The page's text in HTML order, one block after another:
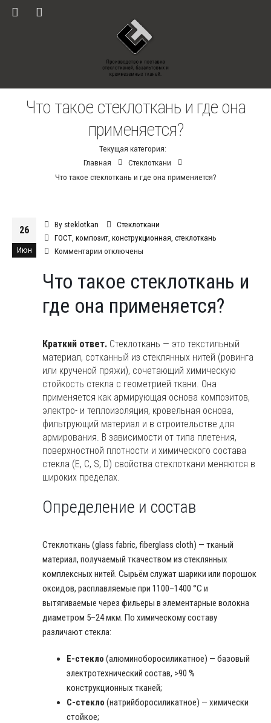
Что такое стеклоткань и где она
применяется?
Текущая категория:
Главная
Стеклоткани
Что такое стеклоткань и где она применяется?
26
Июн
By steklotkan
Стеклоткани
ГОСТ, композит, конструкционная стеклоткань
Комментариик
Что
такое
стеклоткань
она
применяется?
отключены
Что такое стеклоткань и
где она применяется?
Краткий ответ. Стеклоткань — это текстильный
материал, сотканный из стеклянных нитей (ровинга
или крученой пряжи), сочетающий химическую
стойкость стекла с геометрией ткани. Она
применяется как армирующая основа композитов,
электро- и теплоизоляция, кровельная основа,
фильтрующий материал и в строительстве для
армирования. В зависимости от типа плетения,
поверхностной плотности и химического состава
стекла (E, C, S, D) свойства стеклоткани меняются в
широких пределах.
Определение и состав
Стеклоткань (glass fabric, fiberglass cloth) — тканый
материал, получаемый ткачеством из стеклянных
комплексных нитей. Сырьём служат шарики или порошок
оксидов, расплавляемые при 1100–1400 °C и
вытягиваемые через фильеры в элементарные волокна
диаметром 5–24 мкм. По химическому составу
различают стекла:
E-стекло (алюминоборосиликатное) — базовый
электротехнический состав, >90 %
конструкционных тканей;
C-стекло (натрийборосиликатное) — химически
стойкое;